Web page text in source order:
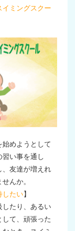
ミングスクー
めようとして
い事を通し
、友達が増えれ
んか。
したい】
たり、あるい
て、頑張った